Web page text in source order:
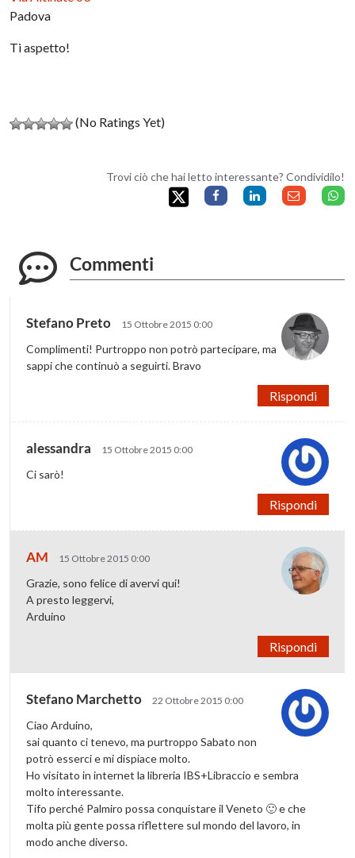
Padova
Ti aspetto!
(No Ratings Yet)
Trovi ciò che hai letto interessante? Condividilo!
Commenti
Stefano Preto 15 Ottobre 2015 0:00
Complimenti! Purtroppo non potrò partecipare, ma
sappi che continuò a seguirti. Bravo
Rispondi
alessandra 15 Ottobre 2015 0:00
Ci sarò!
Rispondi
AM 15 Ottobre 2015 0:00
Grazie, sono felice di avervi qui!
A presto leggervi,
Arduino
Rispondi
Stefano Marchetto 22 Ottobre 2015 0:00
Ciao Arduino,
sai quanto ci tenevo, ma purtroppo Sabato non
potrò esserci e mi dispiace molto.
Ho visitato in internet la libreria IBS+Libraccio e sembra
molto interessante.
Tifo perché Palmiro possa conquistare il Veneto 🙂 e che
molta più gente possa riflettere sul mondo del lavoro, in
modo anche diverso.